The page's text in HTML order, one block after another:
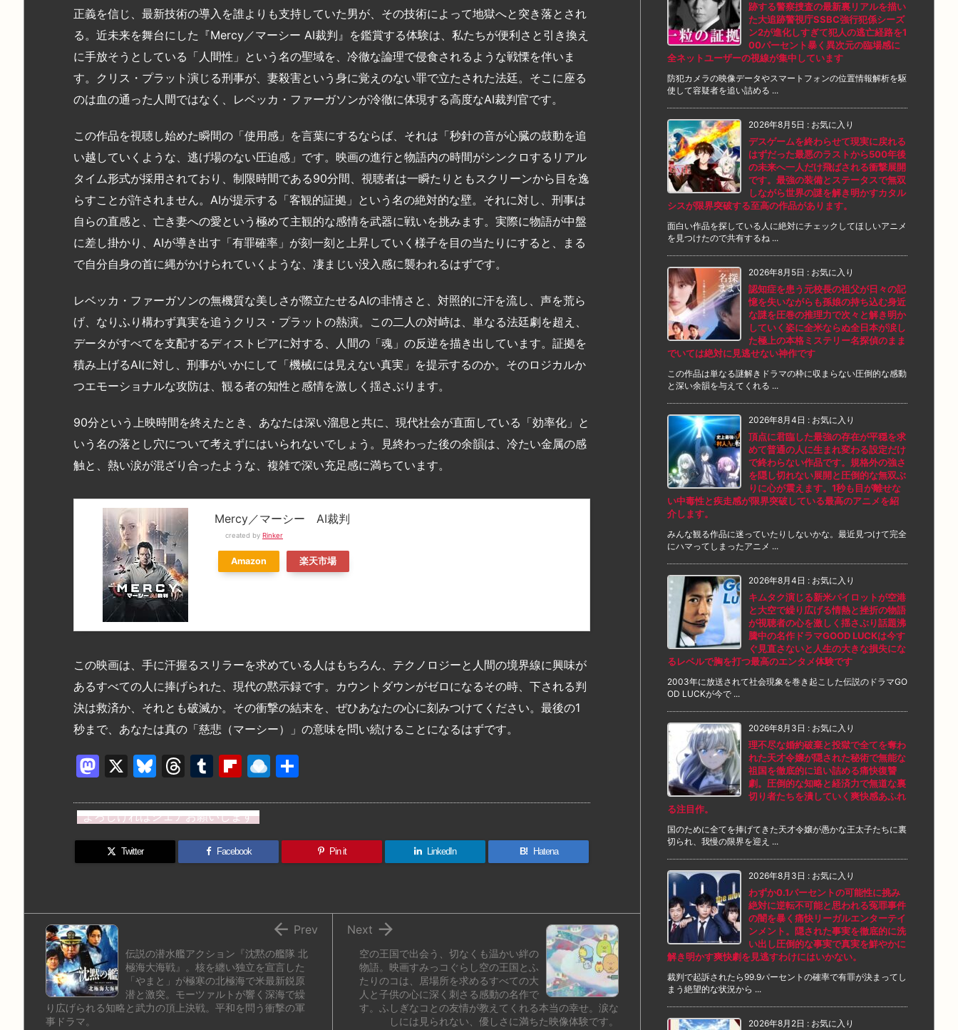
正義を信じ、最新技術の導入を誰よりも支持していた男が、その技術によって地獄へと突き落とされ
る。近未来を舞台にした『Mercy／マーシー AI裁判』を鑑賞する体験は、私たちが便利さと引き換え
に手放そうとしている「人間性」という名の聖域を、冷徹な論理で侵食されるような戦慄を伴いま
す。クリス・プラット演じる刑事が、妻殺害という身に覚えのない罪で立たされた法廷。そこに座る
のは血の通った人間ではなく、レベッカ・ファーガソンが冷徹に体現する高度なAI裁判官です。
この作品を視聴し始めた瞬間の「使用感」を言葉にするならば、それは「秒針の音が心臓の鼓動を追
い越していくような、逃げ場のない圧迫感」です。映画の進行と物語内の時間がシンクロするリアル
タイム形式が採用されており、制限時間である90分間、視聴者は一瞬たりともスクリーンから目を逸
らすことが許されません。AIが提示する「客観的証拠」という名の絶対的な壁。それに対し、刑事は
自らの直感と、亡き妻への愛という極めて主観的な感情を武器に戦いを挑みます。実際に物語が中盤
に差し掛かり、AIが導き出す「有罪確率」が刻一刻と上昇していく様子を目の当たりにすると、まる
で自分自身の首に縄がかけられていくような、凄まじい没入感に襲われるはずです。
レベッカ・ファーガソンの無機質な美しさが際立たせるAIの非情さと、対照的に汗を流し、声を荒ら
げ、なりふり構わず真実を追うクリス・プラットの熱演。この二人の対峙は、単なる法廷劇を超え、
データがすべてを支配するディストピアに対する、人間の「魂」の反逆を描き出しています。証拠を
積み上げるAIに対し、刑事がいかにして「機械には見えない真実」を提示するのか。そのロジカルか
つエモーショナルな攻防は、観る者の知性と感情を激しく揺さぶります。
90分という上映時間を終えたとき、あなたは深い溜息と共に、現代社会が直面している「効率化」と
いう名の落とし穴について考えずにはいられないでしょう。見終わった後の余韻は、冷たい金属の感
触と、熱い涙が混ざり合ったような、複雑で深い充足感に満ちています。
Mercy／マーシー AI裁判
created by Rinker
Amazon 楽天市場
この映画は、手に汗握るスリラーを求めている人はもちろん、テクノロジーと人間の境界線に興味が
あるすべての人に捧げられた、現代の黙示録です。カウントダウンがゼロになるその時、下される判
決は救済か、それとも破滅か。その衝撃の結末を、ぜひあなたの心に刻みつけてください。最後の1
秒まで、あなたは真の「慈悲（マーシー）」の意味を問い続けることになるはずです。
M
st
o
d
X
Bl
e
s
k
T
e
a
d
T
m
bl
r
Fl
b
o
ar
R
n
dr
o
よろしければシェアお願いします
Twitter Facebook Pin it LinkedIn B! Hatena
空の王国で出会う、切なくも温かい絆の
物語。映画すみっコぐらし空の王国とふ
たりのコは、居場所を求めるすべての大
人と子供の心に深く刺さる感動の名作で
す。ふしぎなコとの友情が教えてくれる本当の幸せ。涙な
しには見られない、優しさに満ちた映像体験です。

Next
伝説の潜水艦アクション『沈黙の艦隊 北
極海大海戦』。核を纏い独立を宣言した
「やまと」が極寒の北極海で米最新鋭原
潜と激突。モーツァルトが響く深海で繰
り広げられる知略と武力の頂上決戦。平和を問う衝撃の軍
事ドラマ。
 Prev
跡する警察捜査の最新裏リアルを描い
た大追跡警視庁SSBC強行犯係シーズ
ン2が進化しすぎて犯人の逃亡経路を1
00パーセント暴く異次元の臨場感に
全ネットユーザーの視線が集中しています
防犯カメラの映像データやスマートフォンの位置情報解析を駆
使して容疑者を追い詰める ...
2026年8月5日 : お気に入り
デスゲームを終わらせて現実に戻れる
はずだった最悪のラストから500年後
の未来へ一人だけ飛ばされる衝撃展開
です。最強の装備とステータスで無双
しながら世界の謎を解き明かすカタル
シスが限界突破する至高の作品があります。
面白い作品を探している人に絶対にチェックしてほしいアニメ
を見つけたので共有するね ...
2026年8月5日 : お気に入り
認知症を患う元校長の祖父が日々の記
憶を失いながらも孫娘の持ち込む身近
な謎を圧巻の推理力で次々と解き明か
していく姿に全米ならぬ全日本が涙し
た極上の本格ミステリー名探偵のまま
でいては絶対に見逃せない神作です
この作品は単なる謎解きドラマの枠に収まらない圧倒的な感動
と深い余韻を与えてくれる ...
2026年8月4日 : お気に入り
頂点に君臨した最強の存在が平穏を求
めて普通の人に生まれ変わる設定だけ
で終わらない作品です。規格外の強さ
を隠し切れない展開と圧倒的な無双ぶ
りに心が震えます。1秒も目が離せな
い中毒性と疾走感が限界突破している最高のアニメを紹
介します。
みんな観る作品に迷っていたりしないかな。最近見つけて完全
にハマってしまったアニメ ...
2026年8月4日 : お気に入り
キムタク演じる新米パイロットが空港
と大空で繰り広げる情熱と挫折の物語
が視聴者の心を激しく揺さぶり話題沸
騰中の名作ドラマGOOD LUCKは今す
ぐ見直さないと人生の大きな損失にな
るレベルで胸を打つ最高のエンタメ体験です
2003年に放送されて社会現象を巻き起こした伝説のドラマGO
OD LUCKが今で ...
2026年8月3日 : お気に入り
理不尽な婚約破棄と投獄で全てを奪わ
れた天才令嬢が隠された秘術で無能な
祖国を徹底的に追い詰める痛快復讐
劇。圧倒的な知略と経済力で無道な裏
切り者たちを潰していく爽快感あふれ
る注目作。
国のために全てを捧げてきた天才令嬢が愚かな王太子たちに裏
切られ、我慢の限界を迎え ...
2026年8月3日 : お気に入り
わずか0.1パーセントの可能性に挑み
絶対に逆転不可能と思われる冤罪事件
の闇を暴く痛快リーガルエンターテイ
ンメント。隠された事実を徹底的に洗
い出し圧倒的な事実で真実を鮮やかに
解き明かす爽快劇を見逃すわけにはいかない。
裁判で起訴されたら99.9パーセントの確率で有罪が決まってし
まう絶望的な状況から ...
2026年8月2日 : お気に入り